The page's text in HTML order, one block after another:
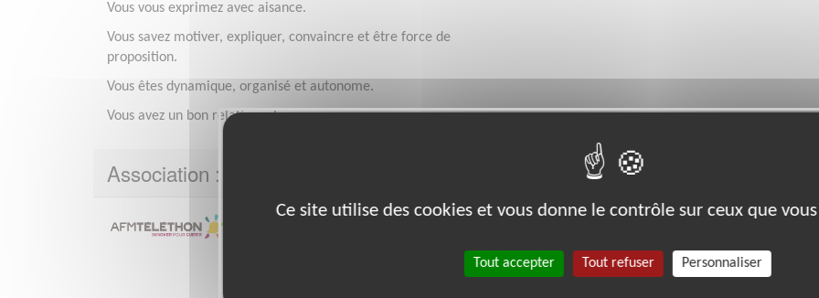
Vous vous exprimez avec aisance.
Vous savez motiver, expliquer, convaincre et être force de
proposition.
Vous êtes dynamique, organisé et autonome.
Vous avez un bon relationnel.
Association : AFM - Coordination Téléthon - Aude (Ouest)
Créée en 1958 par des malades et des parents de malades refusant la fatalité, l’Association
neuromusculaires, des maladies évolutives, lourdement invalidantes et pour la plupart d’origine
Ce site utilise des cookies et vous donne le contrôle sur ceux que
Tout accepter Tout refuser Personnaliser